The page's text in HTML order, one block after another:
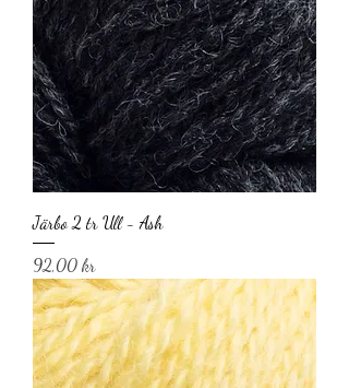
Järbo 2 tr Ull - Ash
Pris
92,00 kr